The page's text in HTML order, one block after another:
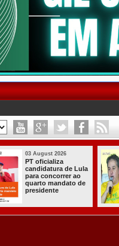
03 August 2026
PT oficializa
candidatura de Lula
para concorrer ao
quarto mandato de
presidente